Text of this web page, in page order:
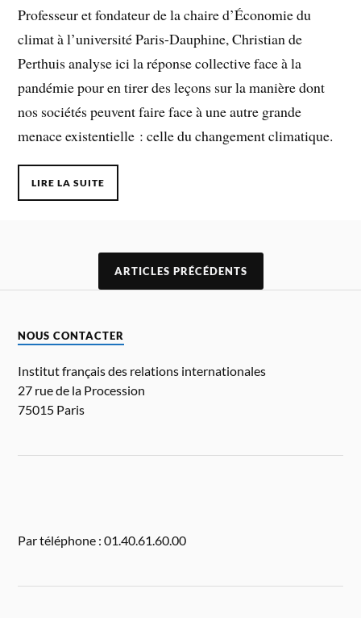
Professeur et fondateur de la chaire d’Économie du
climat à l’université Paris-Dauphine, Christian de
Perthuis analyse ici la réponse collective face à la
pandémie pour en tirer des leçons sur la manière dont
nos sociétés peuvent faire face à une autre grande
menace existentielle : celle du changement climatique.
LIRE LA SUITE
ARTICLES PRÉCÉDENTS
NOUS CONTACTER
Institut français des relations internationales
27 rue de la Procession
75015 Paris
Par téléphone : 01.40.61.60.00